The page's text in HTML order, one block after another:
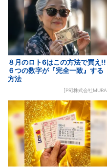
８月のロト6はこの方法で買え!!
６つの数字が『完全一致』する
方法
[PR]株式会社MURA